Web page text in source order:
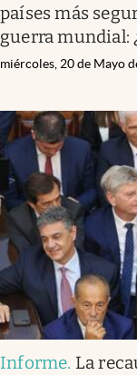
países más
guerra mundial:
miércoles, 20 de Mayo
Informe. La